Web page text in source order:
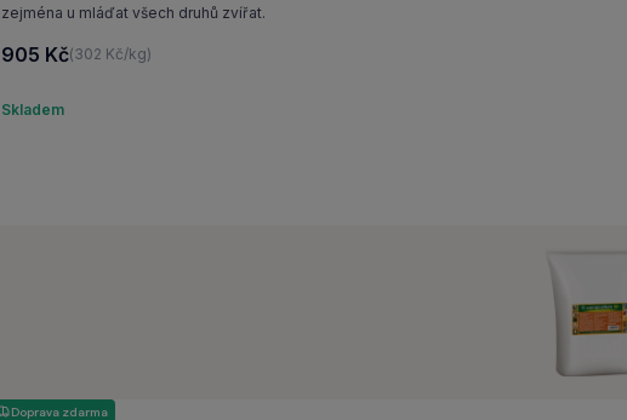
zejména u mláďat všech druhů zvířat.
905 Kč(302 Kč/kg)
Skladem
Doprava zdarma